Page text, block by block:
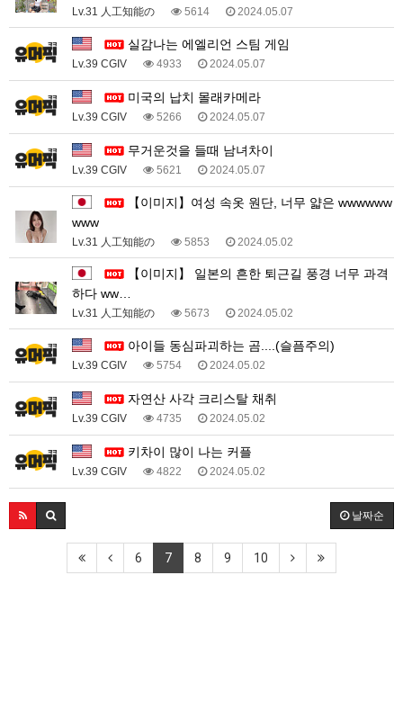
Lv.31 人工知能の 5614 2024.05.07
실감나는 에엘리언 스팀 게임
Lv.39 CGIV 4933 2024.05.07
미국의 납치 몰래카메라
Lv.39 CGIV 5266 2024.05.07
무거운것을 들때 남녀차이
Lv.39 CGIV 5621 2024.05.07
www
Lv.31 人工知能の 5853 2024.05.02
하다 ww…
Lv.31 人工知能の 5673 2024.05.02
아이들 동심파괴하는 곰....(슬픔주의)
Lv.39 CGIV 5754 2024.05.02
자연산 사각 크리스탈 채취
Lv.39 CGIV 4735 2024.05.02
키차이 많이 나는 커플
Lv.39 CGIV 4822 2024.05.02
날짜순
6 7 8 9 10